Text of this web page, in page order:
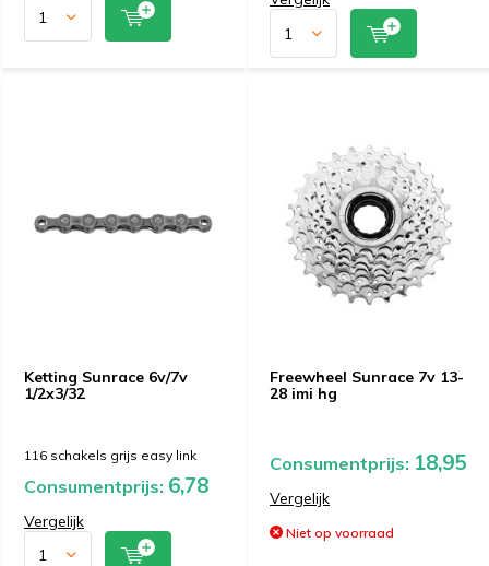
Ketting Sunrace 6v/7v
1/2x3/32
116 schakels grijs easy link
Consumentprijs: 6,78
Vergelijk
Freewheel Sunrace 7v 13-
28 imi hg
Consumentprijs: 18,95
Vergelijk
Niet op voorraad